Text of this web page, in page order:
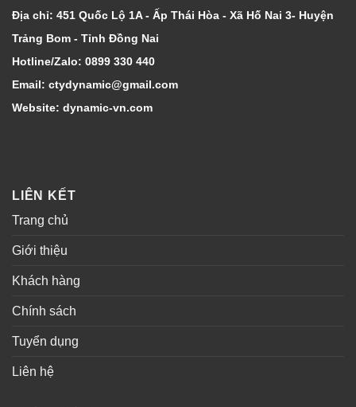
Địa chỉ: 451 Quốc Lộ 1A - Ấp Thái Hòa - Xã Hố Nai 3- Huyện
Trảng Bom - Tỉnh Đồng Nai
Hotline/Zalo: 0899 330 440
Email: ctydynamic@gmail.com
Website: dynamic-vn.com
LIÊN KẾT
Trang chủ
Giới thiệu
Khách hàng
Chính sách
Tuyển dụng
Liên hệ